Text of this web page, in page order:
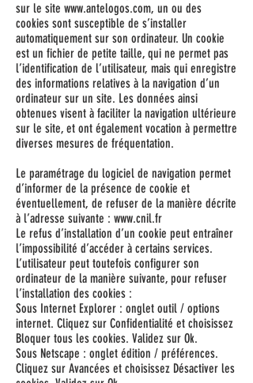
sur le site www.antelogos.com, un ou des
cookies sont susceptible de s’installer
automatiquement sur son ordinateur. Un cookie
est un fichier de petite taille, qui ne permet pas
l’identification de l’utilisateur, mais qui enregistre
des informations relatives à la navigation d’un
ordinateur sur un site. Les données ainsi
obtenues visent à faciliter la navigation ultérieure
sur le site, et ont également vocation à permettre
diverses mesures de fréquentation.
Le paramétrage du logiciel de navigation permet
d’informer de la présence de cookie et
éventuellement, de refuser de la manière décrite
à l’adresse suivante : www.cnil.fr
Le refus d’installation d’un cookie peut entraîner
l’impossibilité d’accéder à certains services.
L’utilisateur peut toutefois configurer son
ordinateur de la manière suivante, pour refuser
l’installation des cookies :
Sous Internet Explorer : onglet outil / options
internet. Cliquez sur Confidentialité et choisissez
Bloquer tous les cookies. Validez sur Ok.
Sous Netscape : onglet édition / préférences.
Cliquez sur Avancées et choisissez Désactiver les